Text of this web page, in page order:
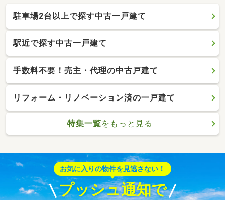
駐車場2台以上で探す中古一戸建て
駅近で探す中古一戸建て
手数料不要！売主・代理の中古戸建て
リフォーム・リノベーション済の一戸建て
特集一覧をもっと見る
お気に入りの物件を見逃さない！
プッシュ通知で